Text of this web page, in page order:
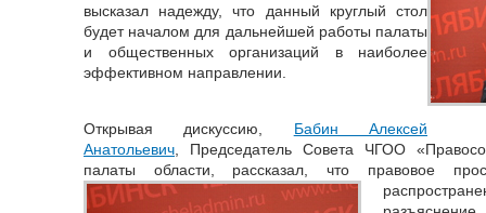
высказал надежду, что данный круглый стол
будет началом для дальнейшей работы палаты
и общественных организаций в наиболее
эффективном направлении.
Открывая дискуссию, Бабин Алексей
Анатольевич , Председатель Совета ЧГОО
палаты области, рассказал, что правовое